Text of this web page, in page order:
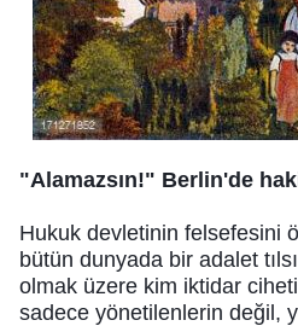
"Alamazsın!" Berlin'de
Hukuk devletinin felsefesini
bütün dunyada bir adalet
olmak üzere kim iktidar
sadece yönetilenlerin değil,